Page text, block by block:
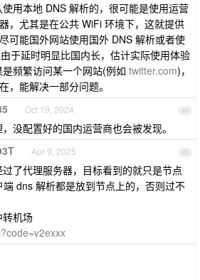
用本地 DNS 解析的，很可能是使用运营
，尤其是在公共 WiFi 环境下，这就提供
可能国外网站使用国外 DNS 解析或者使
于延时明显比国内长，估计实际使用体验
频繁访问某一个网站(例如 twitter.com)，
，能解决一部分问题。
44
Oct 19, 2024
没配置好的国内运营商也会被发现。
45
Apr 9, 2025
了代理服务器，目标看到的就只是节点
dns 解析都是放到节点上的，否则过不
机场